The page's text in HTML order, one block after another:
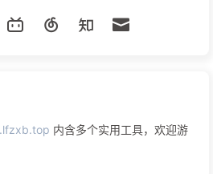
内含多个实用工具，欢迎游